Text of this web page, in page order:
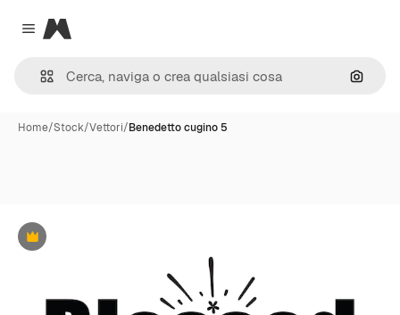
Close menu
Magnific
Cerca
Home/Stock/Vettori/Benedetto cugino 5
Premium